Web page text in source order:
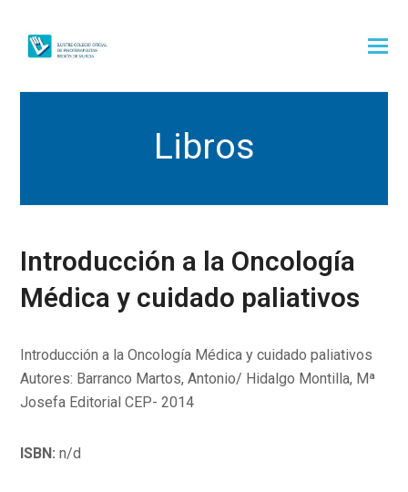
Libros
Introducción a la Oncología
Médica y cuidado paliativos
Introducción a la Oncología Médica y cuidado paliativos
Autores: Barranco Martos, Antonio/ Hidalgo Montilla, Mª
Josefa Editorial CEP- 2014
ISBN: n/d